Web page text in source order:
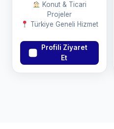
Konut & Ticari
Projeler
Türkiye Geneli Hizmet
Profili Ziyaret
Et